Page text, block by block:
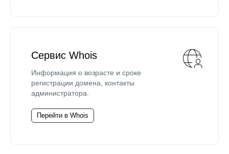
Сервис Whois
Информация о возрасте и сроке
регистрации домена, контакты
администратора.
Перейти в Whois